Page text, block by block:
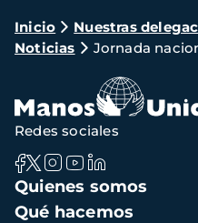
Ruta
de
navegación
Inicio Nuestras
Noticias
Jornada
Navegación
principal
Quienes somos
Qué hacemos
Redes sociales